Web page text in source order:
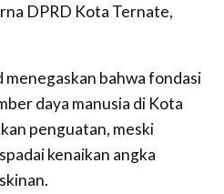
DPRD Kota Ternate,
menegaskan bahwa fondasi
daya manusia di Kota
penguatan, meski
kenaikan angka